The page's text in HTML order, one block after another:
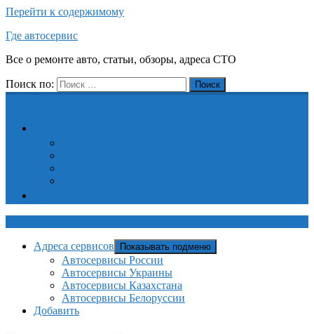
Перейти к содержимому
Где автосервис
Все о ремонте авто, статьи, обзоры, адреса СТО
Поиск по: Поиск
Адреса сервисов Показывать подменю
Автосервисы России
Автосервисы Украины
Автосервисы Казахстана
Автосервисы Белоруссии
Добавить